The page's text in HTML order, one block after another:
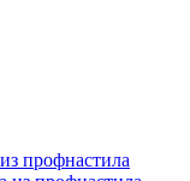
профнастила